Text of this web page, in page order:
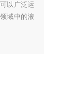
以广泛运
域中的液